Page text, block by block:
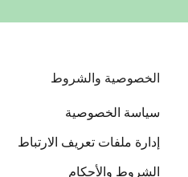
الخصوصية والشروط
سياسة الخصوصية
إدارة ملفات تعريف الارتباط
الشروط والأحكام